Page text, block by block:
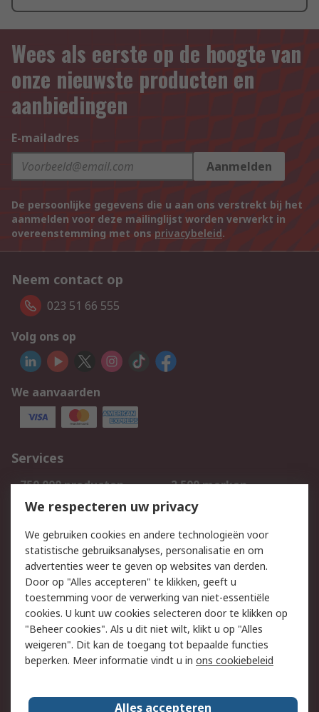
Wees als eerste op de hoogte van
onze nieuwste producten en
aanbiedingen
E-mailadres
Aanmelden
De persoonlijke gegevens die u aan ons verstrekt bij het
aanmelden voor deze mailinglijst worden verwerkt in
overeenstemming met ons privacybeleid.
Neem contact op
023 51 66 555
Volg ons op
We aanvaarden
Services
750.000 producten
2.500 merken
Bestellen
Inkoopoplossingen
Track & Trace
Wettelijk
Cookiebeleid
Email veiligheid
Privacybeleid
Websitevoorwaarden
Algemene
verkoopvoorwaarden
Over RS
We respecteren uw privacy
We gebruiken cookies en andere technologieën voor
statistische gebruiksanalyses, personalisatie en om
advertenties weer te geven op websites van derden.
Door op "Alles accepteren" te klikken, geeft u
toestemming voor de verwerking van niet-essentiële
cookies. U kunt uw cookies selecteren door te klikken op
"Beheer cookies". Als u dit niet wilt, klikt u op "Alles
weigeren". Dit kan de toegang tot bepaalde functies
beperken. Meer informatie vindt u in ons cookiebeleid
Alles accepteren